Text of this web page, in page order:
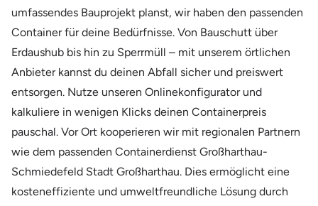
umfassendes Bauprojekt planst, wir haben den passenden
Container für deine Bedürfnisse. Von Bauschutt über
Erdaushub bis hin zu Sperrmüll – mit unserem örtlichen
Anbieter kannst du deinen Abfall sicher und preiswert
entsorgen. Nutze unseren Onlinekonfigurator und
kalkuliere in wenigen Klicks deinen Containerpreis
pauschal. Vor Ort kooperieren wir mit regionalen Partnern
wie dem passenden Containerdienst Großharthau-
Schmiedefeld Stadt Großharthau. Dies ermöglicht eine
kosteneffiziente und umweltfreundliche Lösung durch